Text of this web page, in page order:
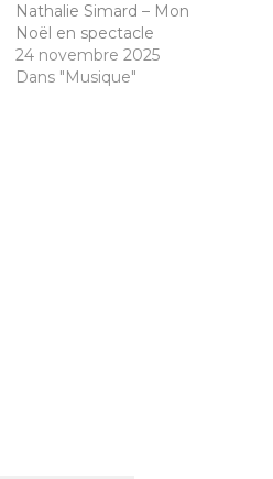
Nathalie Simard – Mon
Noël en spectacle
24 novembre 2025
Dans "Musique"